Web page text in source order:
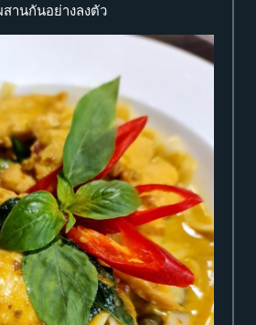
านกันอย่างลงตัว